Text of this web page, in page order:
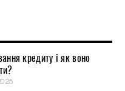
кредиту і як воно